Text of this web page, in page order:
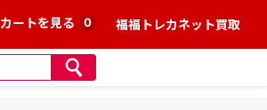
カートを見る 0 福福トレカネット買取